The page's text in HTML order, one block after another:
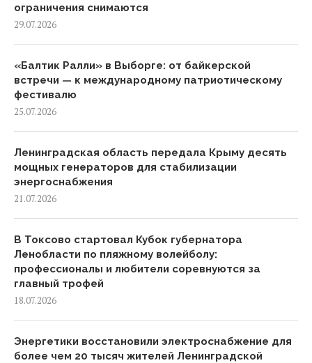
ограничения снимаются
29.07.2026
«Балтик Ралли» в Выборге: от байкерской
встречи — к международному патриотическому
фестивалю
25.07.2026
Ленинградская область передала Крыму десять
мощных генераторов для стабилизации
энергоснабжения
21.07.2026
В Токсово стартовал Кубок губернатора
Ленобласти по пляжному волейболу:
профессионалы и любители соревнуются за
главный трофей
18.07.2026
Энергетики восстановили электроснабжение для
более чем 20 тысяч жителей Ленинградской